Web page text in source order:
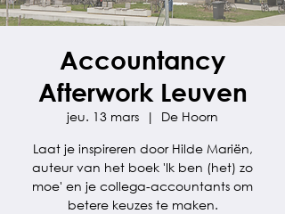
Accountancy
Afterwork Leuven
jeu. 13 mars
  |
De Hoorn
Laat je inspireren door Hilde Mariën,
auteur van het boek 'Ik ben (het) zo
moe' en je collega-accountants om
betere keuzes te maken.